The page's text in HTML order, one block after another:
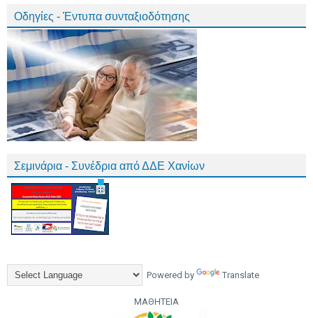
Οδηγίες - Έντυπα συνταξιοδότησης
Σεμινάρια - Συνέδρια από ΔΔΕ Χανίων
Powered by Translate
ΜΑΘΗΤΕΙΑ